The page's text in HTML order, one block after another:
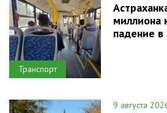
Транспорт
миллиона
падение в
9 августа